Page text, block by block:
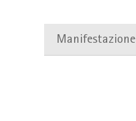
Manifestazione